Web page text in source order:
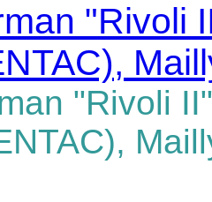
"Rivoli
"Rivoli